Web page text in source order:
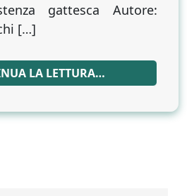
gattesca Autore:
[…]
LA LETTURA…